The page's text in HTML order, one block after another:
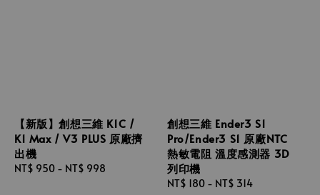
【新版】創想三維 K1C /
K1 Max / V3 PLUS 原廠擠
出機
Regular
NT$ 950 - NT$ 998
創想三維 Ender3 S1
Pro/Ender3 S1 原廠NTC
熱敏電阻 溫度感測器 3D
列印機
Regular
NT$ 180 - NT$ 314